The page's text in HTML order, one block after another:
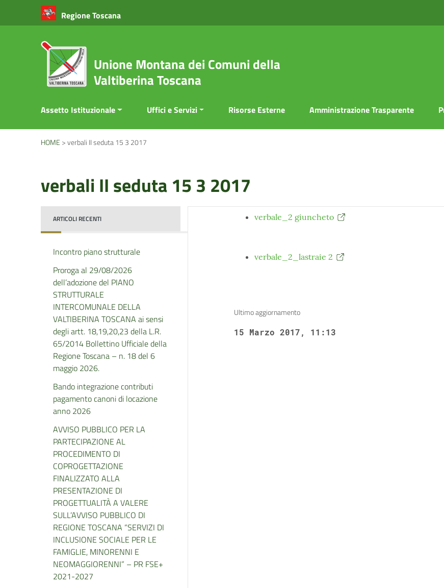
Vai ai contenuti
Vai al menu di navigazione
Regione Toscana
Unione Montana dei Comuni della
Valtiberina Toscana
Assetto Istituzionale Uffici e Servizi Risorse Esterne Amministrazione Trasparente
HOME >verbali II seduta 15 3 2017
verbali II seduta 15 3 2017
ARTICOLI RECENTI
Incontro piano strutturale
Proroga al 29/08/2026
dell’adozione del PIANO
STRUTTURALE
INTERCOMUNALE DELLA
VALTIBERINA TOSCANA ai sensi
degli artt. 18,19,20,23 della L.R.
65/2014 Bollettino Ufficiale della
Regione Toscana – n. 18 del 6
maggio 2026.
Bando integrazione contributi
pagamento canoni di locazione
anno 2026
AVVISO PUBBLICO PER LA
PARTECIPAZIONE AL
PROCEDIMENTO DI
COPROGETTAZIONE
FINALIZZATO ALLA
PRESENTAZIONE DI
PROGETTUALITÀ A VALERE
SULL’AVVISO PUBBLICO DI
REGIONE TOSCANA “SERVIZI DI
INCLUSIONE SOCIALE PER LE
FAMIGLIE, MINORENNI E
NEOMAGGIORENNI” – PR FSE+
2021-2027
verbale_2 giuncheto
verbale_2_lastraie 2
Ultimo aggiornamento
15 Marzo 2017, 11:13